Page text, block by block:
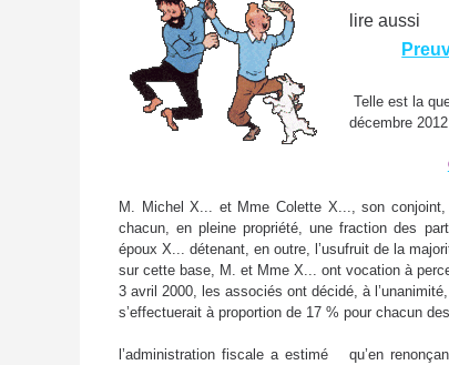
lire aussi
Telle est la
décembre 2012
M. Michel X... et Mme Colette X..., son
chacun, en pleine propriété, une fraction des
époux X... détenant, en outre, l’usufruit de la
sur cette base, M. et Mme X... ont vocation à
3 avril 2000, les associés ont décidé, à
s’effectuerait à proportion de 17 % pour chacun
l’administration fiscale a estimé
qu’en